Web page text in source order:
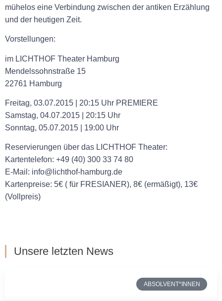
mühelos eine Verbindung zwischen der antiken Erzählung
und der heutigen Zeit.
Vorstellungen:
im LICHTHOF Theater Hamburg
Mendelssohnstraße 15
22761 Hamburg
Freitag, 03.07.2015 | 20:15 Uhr PREMIERE
Samstag, 04.07.2015 | 20:15 Uhr
Sonntag, 05.07.2015 | 19:00 Uhr
Reservierungen über das LICHTHOF Theater:
Kartentelefon: +49 (40) 300 33 74 80
E-Mail: info@lichthof-hamburg.de
Kartenpreise: 5€ ( für FRESIANER), 8€ (ermäßigt), 13€
(Vollpreis)
Unsere letzten News
ABSOLVENT*INNEN